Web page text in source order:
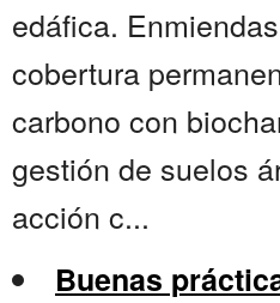
edáfica.
cobertura
carbono con
gestión de suelos
acción c...
Buenas